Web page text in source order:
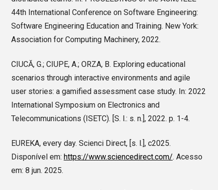
44th International Conference on Software Engineering:
Software Engineering Education and Training. New York:
Association for Computing Machinery, 2022.
CIUCĂ, G.; CIUPE, A.; ORZA, B. Exploring educational
scenarios through interactive environments and agile
user stories: a gamified assessment case study. In: 2022
International Symposium on Electronics and
Telecommunications (ISETC). [S. l.: s. n.], 2022. p. 1-4.
EUREKA, every day. Scienci Direct, [s. l.], c2025.
Disponível em: https://www.sciencedirect.com/. Acesso
em: 8 jun. 2025.